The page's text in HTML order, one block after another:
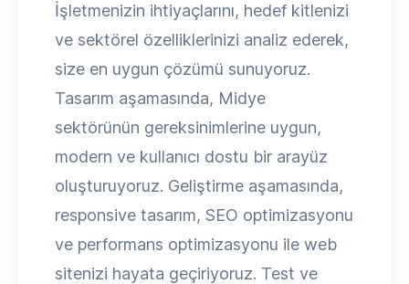
İşletmenizin ihtiyaçlarını, hedef kitlenizi
ve sektörel özelliklerinizi analiz ederek,
size en uygun çözümü sunuyoruz.
Tasarım aşamasında, Midye
sektörünün gereksinimlerine uygun,
modern ve kullanıcı dostu bir arayüz
oluşturuyoruz. Geliştirme aşamasında,
responsive tasarım, SEO optimizasyonu
ve performans optimizasyonu ile web
sitenizi hayata geçiriyoruz. Test ve